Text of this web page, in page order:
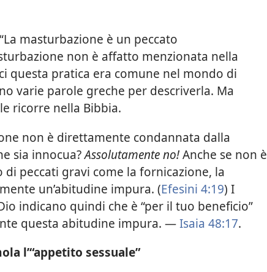
masturbazione è un peccato
non è affatto menzionata nella
questa pratica era comune nel mondo di
varie parole greche per descriverla. Ma
ricorre nella Bibbia.
non è direttamente condannata dalla
sia innocua?Assolutamente no!Anche se non è
di peccati gravi come la fornicazione, la
un’abitudine impura. (Efesini 4:19) I
indicano quindi che è “per il tuo beneficio”
questa abitudine impura. —Isaia 48:17.
l’“appetito sessuale”